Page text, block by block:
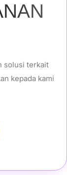
solusi terkait
kepada kami